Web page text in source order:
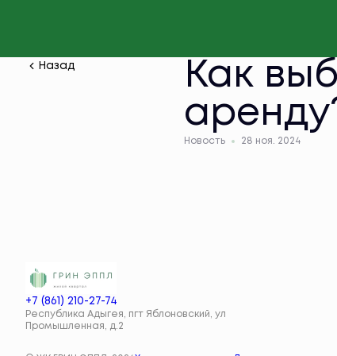
Назад
Как
Новость 28 ноя. 2024
+7 (861) 210-27-74
Республика Адыгея, пгт Яблоновский, ул
Промышленная, д.2